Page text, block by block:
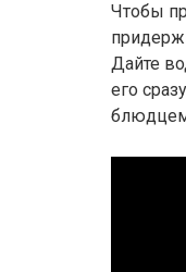
Чтобы
Дайте
его